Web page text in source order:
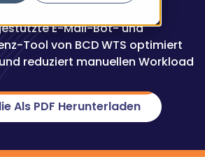
E-Mail-Bot- und
Tool von BCD WTS optimiert
reduziert manuellen Workload
Als PDF Herunterladen